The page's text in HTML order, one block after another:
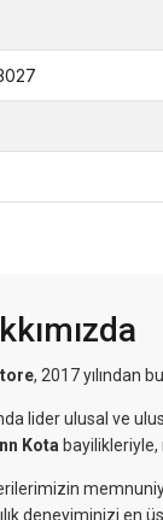
, 2017 yılından
lider ulusal ve
Kota bayilikleriyle,
deneyiminizi en